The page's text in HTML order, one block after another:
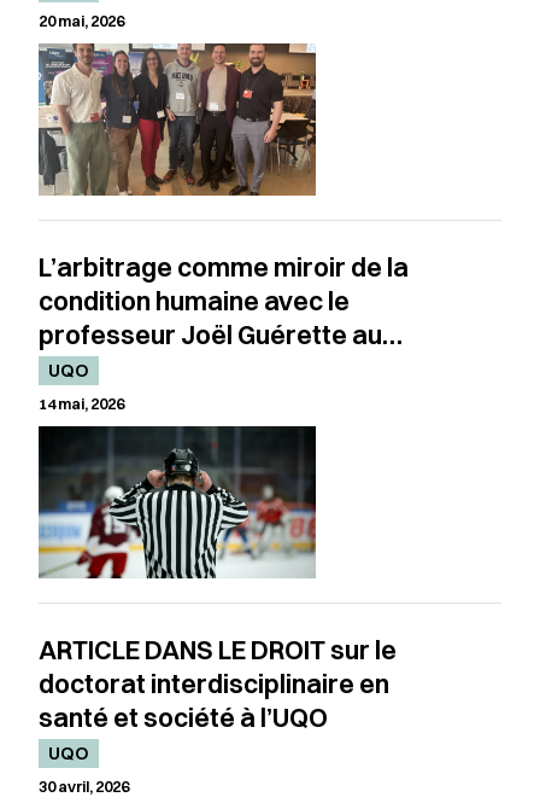
20 mai, 2026
L’arbitrage comme miroir de la
condition humaine avec le
professeur Joël Guérette au
micro de Paul Journet
UQO
14 mai, 2026
ARTICLE DANS LE DROIT sur le
doctorat interdisciplinaire en
santé et société à l’UQO
UQO
30 avril, 2026